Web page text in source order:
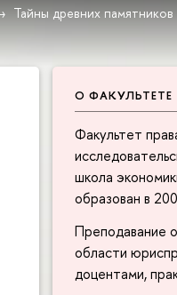
Тайны древних памятников
О ФАКУЛЬТЕТЕ
Факультет
школа
образован в
Преподавание
области
доцентами,